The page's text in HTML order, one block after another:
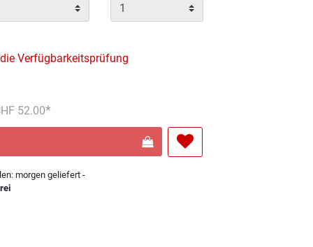
Verfügbarkeitsprüfung
von
52.00
An
morgen geliefert -